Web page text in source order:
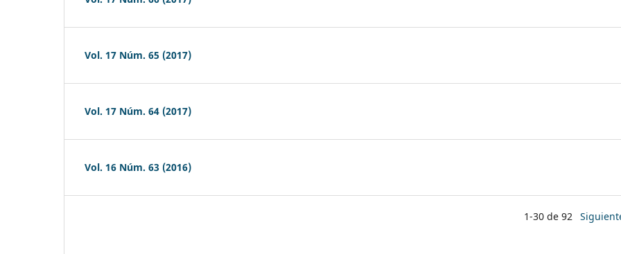
Vol. 17 Núm. 65 (2017)
Vol. 17 Núm. 64 (2017)
Vol. 16 Núm. 63 (2016)
1-30 de 92